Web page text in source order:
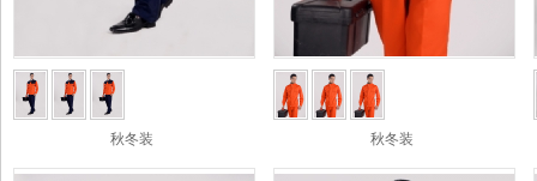
秋冬装 秋冬装